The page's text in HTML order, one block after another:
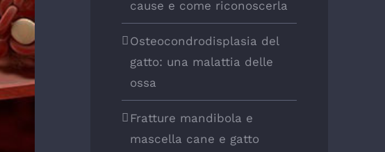
cause e come riconoscerla
Osteocondrodisplasia del
gatto: una malattia delle
ossa
Fratture mandibola e
mascella cane e gatto